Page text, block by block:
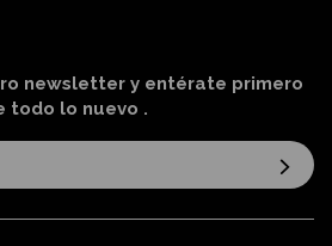
newsletter y entérate primero
todo lo nuevo .